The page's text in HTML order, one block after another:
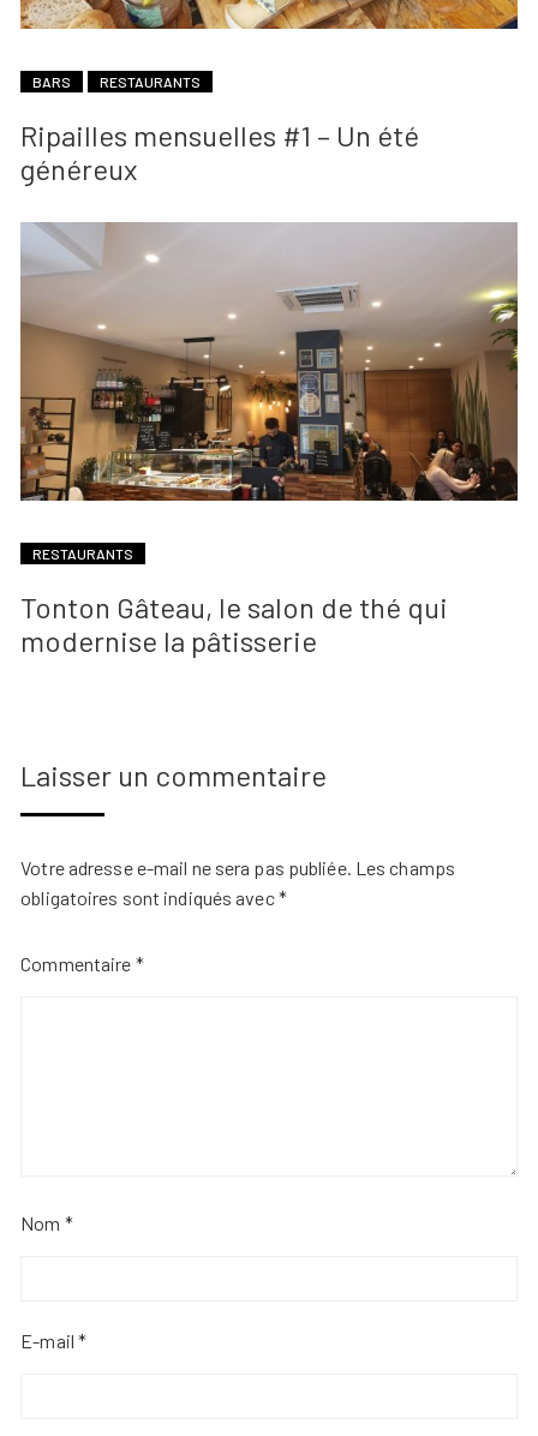
BARS RESTAURANTS
Ripailles mensuelles #1 – Un été
généreux
RESTAURANTS
Tonton Gâteau, le salon de thé qui
modernise la pâtisserie
Laisser un commentaire
Votre adresse e-mail ne sera pas publiée. Les champs
obligatoires sont indiqués avec*
Commentaire *
Nom *
E-mail*